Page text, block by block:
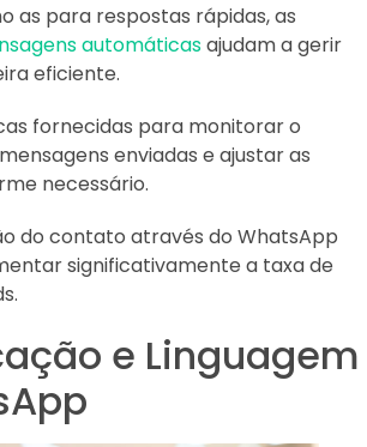
as para respostas rápidas, as
automáticasajudam a gerir
eficiente.
fornecidas para monitorar o
enviadas e ajustar as
necessário.
do contato através do WhatsApp
significativamente a taxa de
e Linguagem